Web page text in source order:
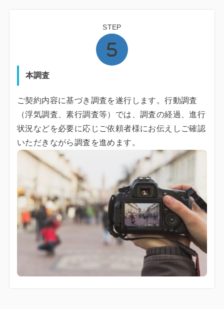
STEP
本調査
ご契約内容に基づき調査を遂行します。行動調査
（浮気調査、素行調査等）では、調査の経過、進行
状況などを必要に応じご依頼者様にお伝えしご確認
いただきながら調査を進めます。